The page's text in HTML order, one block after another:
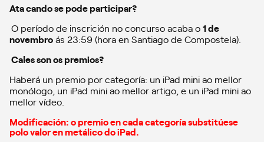
Ata cando se pode participar?
O período de inscrición no concurso acaba o1 de
novembroás 23:59 (hora en Santiago de Compostela).
Cales son os premios?
Haberá un premio por categoría: un iPad mini ao mellor
monólogo, un iPad mini ao mellor artigo, e un iPad mini ao
mellor vídeo.
Modificación: o premio en cada categoría substitúese
polo valor en metálico do iPad.